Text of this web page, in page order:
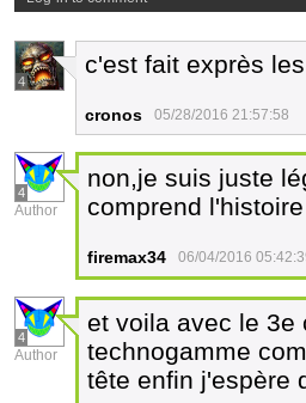
4
c'est fait exprès
cronos 05/28/2016 21:57:58
4
Author
non,je suis juste
comprend l'histoire
firemax34 06/04/2016
4
Author
et voila avec le 3e
technogamme
tête enfin j'espère